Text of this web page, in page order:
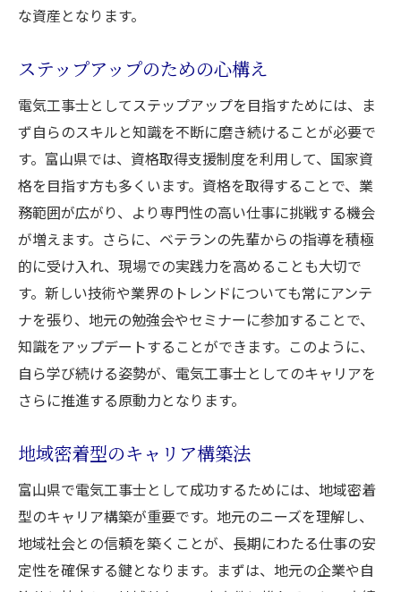
未来に向けたキャリアの展望と可能性
電気工事士のキャリアを富山県で築くための必
須ガイド
富山県でのキャリア形成の基本
成功するための実践的なステップ
地元のネットワークを活用する方法
職場環境を選ぶ際のポイント
キャリアを長期的に考えるためのヒント
富山県でのキャリアを支えるサポート体制
富山県で電気工事士として新たなステージへ進
む方法
次のステージに進むための準備
キャリアチェンジを検討する際の注意点
地元企業との協力による成長機会
スキルを活かした新しい分野への進出
富山県での新たなキャリアラインの構築
な資産となります。
ステップアップのための心構え
電気工事士としてステップアップを目指すためには、ま
ず自らのスキルと知識を不断に磨き続けることが必要で
す。富山県では、資格取得支援制度を利用して、国家資
格を目指す方も多くいます。資格を取得することで、業
務範囲が広がり、より専門性の高い仕事に挑戦する機会
が増えます。さらに、ベテランの先輩からの指導を積極
的に受け入れ、現場での実践力を高めることも大切で
す。新しい技術や業界のトレンドについても常にアンテ
ナを張り、地元の勉強会やセミナーに参加することで、
知識をアップデートすることができます。このように、
自ら学び続ける姿勢が、電気工事士としてのキャリアを
さらに推進する原動力となります。
地域密着型のキャリア構築法
富山県で電気工事士として成功するためには、地域密着
型のキャリア構築が重要です。地元のニーズを理解し、
地域社会との信頼を築くことが、長期にわたる仕事の安
定性を確保する鍵となります。まずは、地元の企業や自